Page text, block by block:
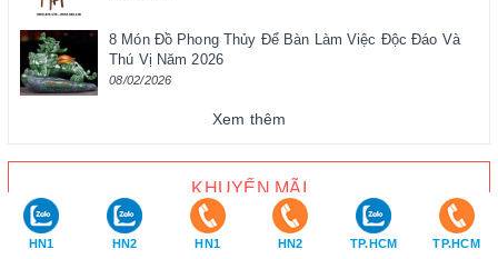
8 Món Đồ Phong Thủy Để Bàn Làm Việc Độc Đáo Và
Thú Vị Năm 2026
08/02/2026
Xem thêm
KHUYẾN MÃI
HN1 HN2 HN1 HN2 TP.HCM TP.HCM